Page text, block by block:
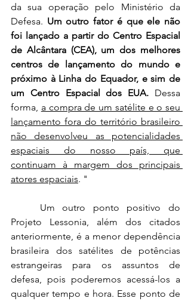
da sua operação pelo Ministério da
Defesa. Um outro fator é que ele não
foi lançado a partir do Centro Espacial
de Alcântara (CEA), um dos melhores
centros de lançamento do mundo e
próximo à Linha do Equador, e sim de
um Centro Espacial dos EUA. Dessa
forma, a compra de um satélite e o seu
lançamento fora do território brasileiro
não desenvolveu as potencialidades
espaciais do nosso país, que
continuam à margem dos principais
atores espaciais. "
Projeto Lessonia, além dos citados
anteriormente, é a menor dependência
brasileira dos satélites de potências
estrangeiras para os assuntos de
defesa, pois poderemos acessá-los a
qualquer tempo e hora. Esse ponto de